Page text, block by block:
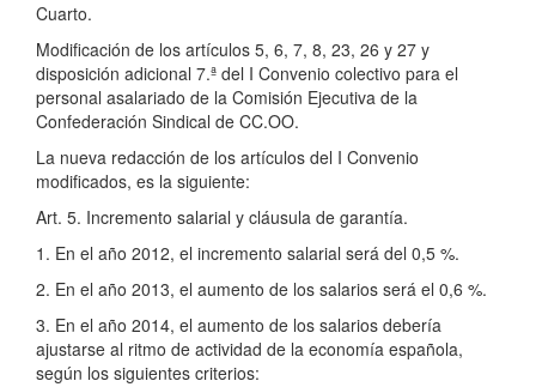
Cuarto.
Modificación de los artículos 5, 6, 7, 8, 23, 26 y 27 y
disposición adicional 7.ª del I Convenio colectivo para el
personal asalariado de la Comisión Ejecutiva de la
Confederación Sindical de CC.OO.
La nueva redacción de los artículos del I Convenio
modificados, es la siguiente:
Art. 5. Incremento salarial y cláusula de garantía.
1. En el año 2012, el incremento salarial será del 0,5 %.
2. En el año 2013, el aumento de los salarios será el 0,6 %.
3. En el año 2014, el aumento de los salarios debería
ajustarse al ritmo de actividad de la economía española,
según los siguientes criterios: